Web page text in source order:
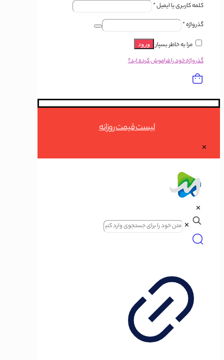
کلمه کاربری یا ایمیل*
گذرواژه*
مرا به خاطر بسپار
ورود
گذرواژه خود را فراموش کرده اید؟
لیست قیمت روزانه
✕